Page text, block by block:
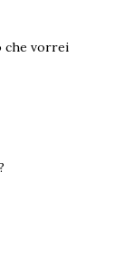
che vorrei